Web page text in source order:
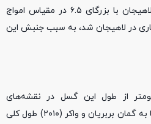
تاریخی ۳ فوریه ۱۶۷۸ میلادی لاهیجان با بزرگای ۶.۵ در مقیاس امواج
در لاهیجان شد، به سبب جنبش این
تنها در حدود ۵۰ کیلومتر از طول این گسل در نقشه‌های
زمین‌شناسی ثبت شده است، اما به گمان بربریان و واکر (۲۰۱۰) طول کلی